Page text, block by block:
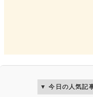
今日の人気記